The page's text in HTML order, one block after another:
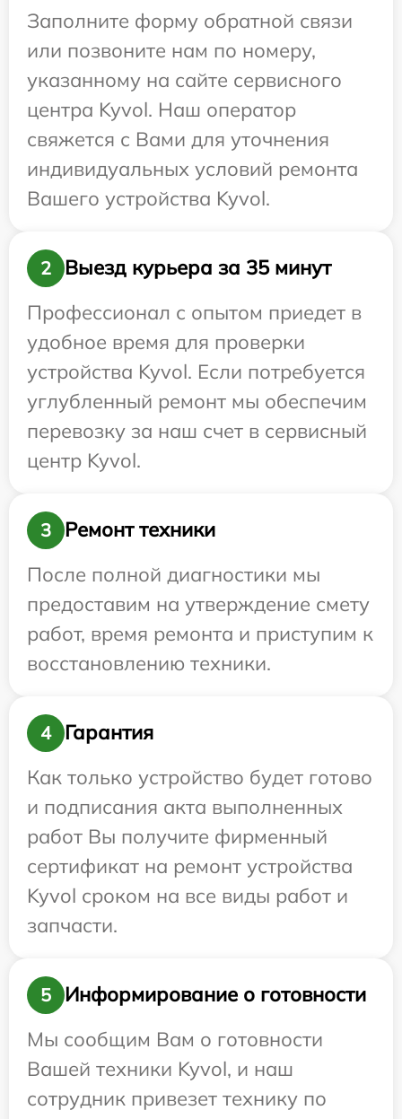
Заполните форму обратной связи
или позвоните нам по номеру,
указанному на сайте сервисного
центра Kyvol. Наш оператор
свяжется с Вами для уточнения
индивидуальных условий ремонта
Вашего устройства Kyvol.
2
Выезд курьера за 35 минут
Профессионал с опытом приедет в
удобное время для проверки
устройства Kyvol. Если потребуется
углубленный ремонт мы обеспечим
перевозку за наш счет в сервисный
центр Kyvol.
3
Ремонт техники
После полной диагностики мы
предоставим на утверждение смету
работ, время ремонта и приступим к
восстановлению техники.
4
Гарантия
Как только устройство будет готово
и подписания акта выполненных
работ Вы получите фирменный
сертификат на ремонт устройства
Kyvol сроком на все виды работ и
запчасти.
5
Информирование о готовности
Мы сообщим Вам о готовности
Вашей техники Kyvol, и наш
сотрудник привезет технику по